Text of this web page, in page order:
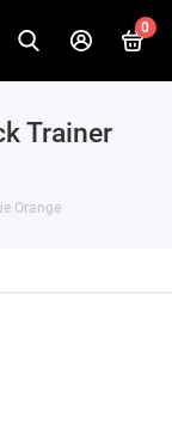
0
Trainer
Orange